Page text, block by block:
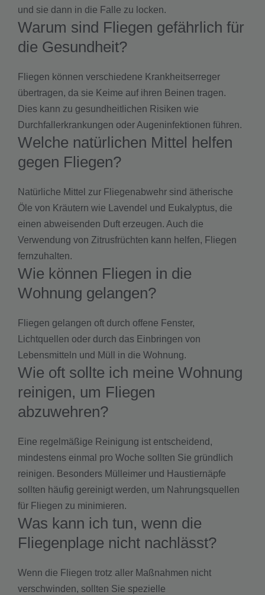
und sie dann in die Falle zu locken.
Warum sind Fliegen gefährlich für
die Gesundheit?
Fliegen können verschiedene Krankheitserreger
übertragen, da sie Keime auf ihren Beinen tragen.
Dies kann zu gesundheitlichen Risiken wie
Durchfallerkrankungen oder Augeninfektionen führen.
Welche natürlichen Mittel helfen
gegen Fliegen?
Natürliche Mittel zur Fliegenabwehr sind ätherische
Öle von Kräutern wie Lavendel und Eukalyptus, die
einen abweisenden Duft erzeugen. Auch die
Verwendung von Zitrusfrüchten kann helfen, Fliegen
fernzuhalten.
Wie können Fliegen in die
Wohnung gelangen?
Fliegen gelangen oft durch offene Fenster,
Lichtquellen oder durch das Einbringen von
Lebensmitteln und Müll in die Wohnung.
Wie oft sollte ich meine Wohnung
reinigen, um Fliegen
abzuwehren?
Eine regelmäßige Reinigung ist entscheidend,
mindestens einmal pro Woche sollten Sie gründlich
reinigen. Besonders Mülleimer und Haustiernäpfe
sollten häufig gereinigt werden, um Nahrungsquellen
für Fliegen zu minimieren.
Was kann ich tun, wenn die
Fliegenplage nicht nachlässt?
Wenn die Fliegen trotz aller Maßnahmen nicht
verschwinden, sollten Sie spezielle